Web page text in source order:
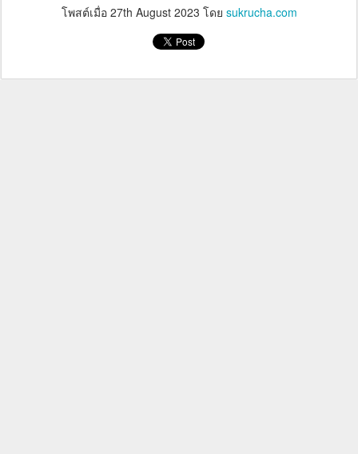
โพสต์เมื่อ 27th August 2023 โดย sukrucha.com